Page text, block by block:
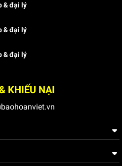
& đại lý
& đại lý
& đại lý
KHIẾU NẠI